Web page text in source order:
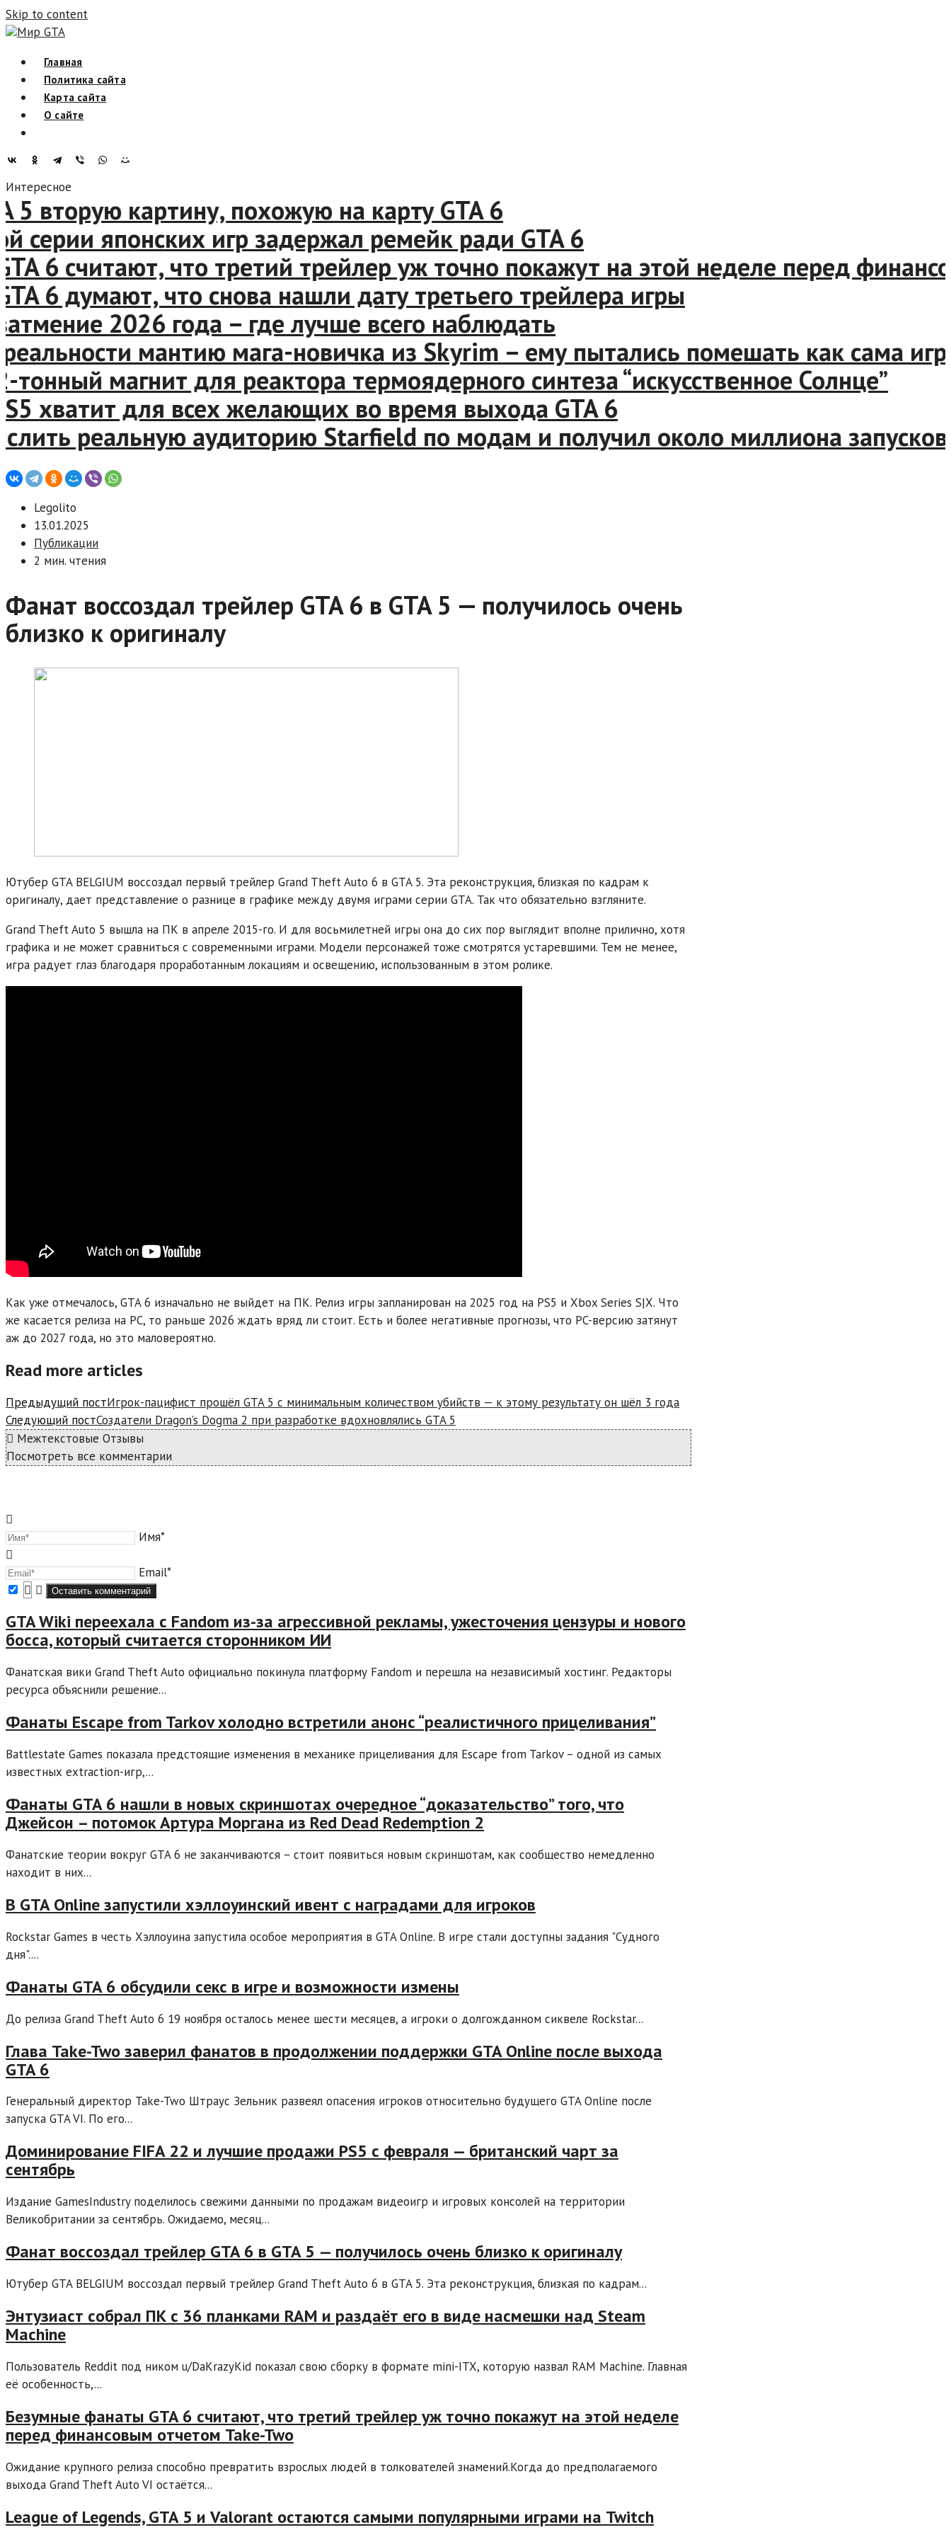
Skip to content
Мир GTA
Главная
Политика сайта
Карта сайта
О сайте
Интересное
вторую картину, похожую на карту GTA 6
японских игр задержал ремейк ради GTA 6
6 считают, что третий трейлер уж точно покажут на этой неделе перед
6 думают, что снова нашли дату третьего трейлера игры
2026 года – где лучше всего наблюдать
мантию мага-новичка из Skyrim – ему пытались помешать как сама игра,
магнит для реактора термоядерного синтеза “искусственное Солнце”
хватит для всех желающих во время выхода GTA 6
реальную аудиторию Starfield по модам и получил около миллиона запусков
Legolito
13.01.2025
Публикации
2 мин. чтения
Фанат воссоздал трейлер GTA 6 в GTA 5 — получилось очень
близко к оригиналу
Ютубер GTA BELGIUM воссоздал первый трейлер Grand Theft Auto 6 в GTA 5. Эта реконструкция, близкая по кадрам к
оригиналу, дает представление о разнице в графике между двумя играми серии GTA. Так что обязательно взгляните.
Grand Theft Auto 5 вышла на ПК в апреле 2015-го. И для восьмилетней игры она до сих пор выглядит вполне прилично, хотя
графика и не может сравниться с современными играми. Модели персонажей тоже смотрятся устаревшими. Тем не менее,
игра радует глаз благодаря проработанным локациям и освещению, использованным в этом ролике.
Как уже отмечалось, GTA 6 изначально не выйдет на ПК. Релиз игры запланирован на 2025 год на PS5 и Xbox Series S|X. Что
же касается релиза на PC, то раньше 2026 ждать вряд ли стоит. Есть и более негативные прогнозы, что PC-версию затянут
аж до 2027 года, но это маловероятно.
Read more articles
Предыдущий постИгрок-пацифист прошёл GTA 5 с минимальным количеством убийств — к этому результату он шёл 3 года
Следующий постСоздатели Dragon’s Dogma 2 при разработке вдохновлялись GTA 5
Межтекстовые Отзывы
Посмотреть все комментарии
Имя*
Email*
GTA Wiki переехала с Fandom из-за агрессивной рекламы, ужесточения цензуры и нового
босса, который считается сторонником ИИ
Фанатская вики Grand Theft Auto официально покинула платформу Fandom и перешла на независимый хостинг. Редакторы
ресурса объяснили решение...
Фанаты Escape from Tarkov холодно встретили анонс “реалистичного прицеливания”
Battlestate Games показала предстоящие изменения в механике прицеливания для Escape from Tarkov – одной из самых
известных extraction-игр,...
Фанаты GTA 6 нашли в новых скриншотах очередное “доказательство” того, что
Джейсон – потомок Артура Моргана из Red Dead Redemption 2
Фанатские теории вокруг GTA 6 не заканчиваются – стоит появиться новым скриншотам, как сообщество немедленно
находит в них...
В GTA Online запустили хэллоуинский ивент с наградами для игроков
Rockstar Games в честь Хэллоуина запустила особое мероприятия в GTA Online. В игре стали доступны задания "Судного
дня"....
Фанаты GTA 6 обсудили секс в игре и возможности измены
До релиза Grand Theft Auto 6 19 ноября осталось менее шести месяцев, а игроки о долгожданном сиквеле Rockstar...
Глава Take-Two заверил фанатов в продолжении поддержки GTA Online после выхода
GTA 6
Генеральный директор Take-Two Штраус Зельник развеял опасения игроков относительно будущего GTA Online после
запуска GTA VI. По его...
Доминирование FIFA 22 и лучшие продажи PS5 с февраля — британский чарт за
сентябрь
Издание GamesIndustry поделилось свежими данными по продажам видеоигр и игровых консолей на территории
Великобритании за сентябрь. Ожидаемо, месяц...
Фанат воссоздал трейлер GTA 6 в GTA 5 — получилось очень близко к оригиналу
Ютубер GTA BELGIUM воссоздал первый трейлер Grand Theft Auto 6 в GTA 5. Эта реконструкция, близкая по кадрам...
Энтузиаст собрал ПК с 36 планками RAM и раздаёт его в виде насмешки над Steam
Machine
Пользователь Reddit под ником u/DaKrazyKid показал свою сборку в формате mini-ITX, которую назвал RAM Machine. Главная
её особенность,...
Безумные фанаты GTA 6 считают, что третий трейлер уж точно покажут на этой неделе
перед финансовым отчетом Take-Two
Ожидание крупного релиза способно превратить взрослых людей в толкователей знамений.Когда до предполагаемого
выхода Grand Theft Auto VI остаётся...
League of Legends, GTA 5 и Valorant остаются самыми популярными играми на Twitch